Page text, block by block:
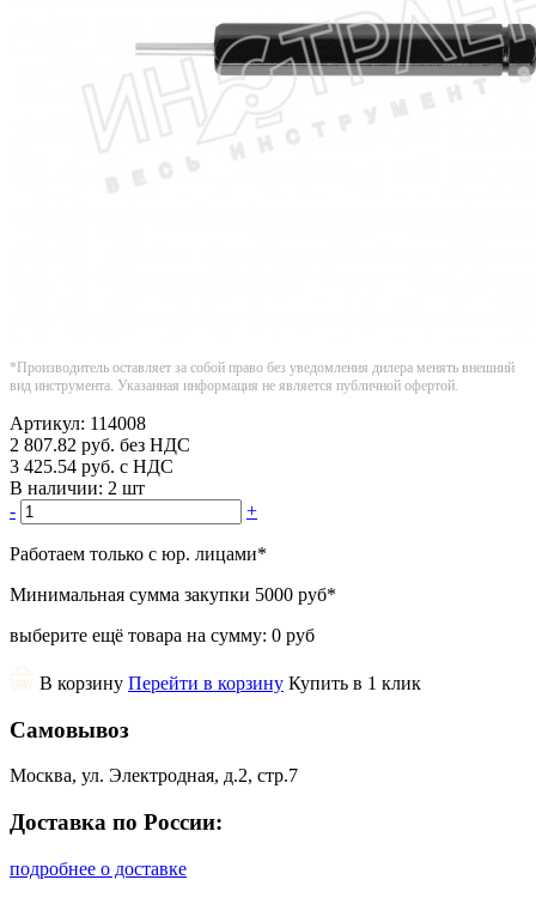
*Производитель оставляет за собой право без уведомления дилера менять внешний
вид инструмента. Указанная информация не является публичной офертой.
Артикул: 114008
2 807.82 руб. без НДС
3 425.54 руб. с НДС
В наличии: 2 шт
-
+
Работаем только с юр. лицами*
Минимальная сумма закупки 5000 руб*
выберите ещё товара на сумму: 0 руб
В корзину Перейти в корзину Купить в 1 клик
Самовывоз
Москва, ул. Электродная, д.2, стр.7
Доставка по России:
подробнее о доставке